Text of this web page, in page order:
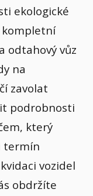
ekologické
kompletní
odtahový vůz
na
zavolat
podrobnosti
který
termín
vozidel
obdržíte